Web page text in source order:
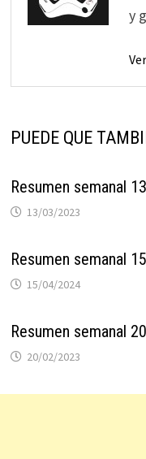
y
PUEDE QUE
Resumen semanal
13/03/2023
Resumen semanal
15/04/2024
Resumen semanal
20/02/2023